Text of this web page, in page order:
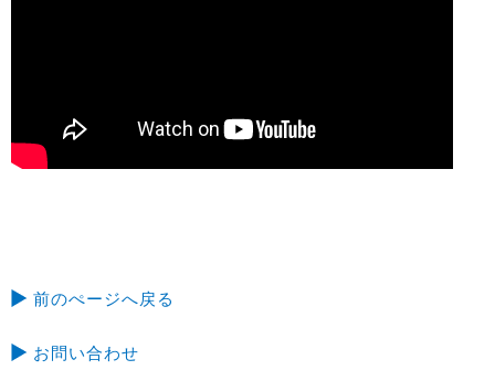
前のぺージへ戻る
お問い合わせ